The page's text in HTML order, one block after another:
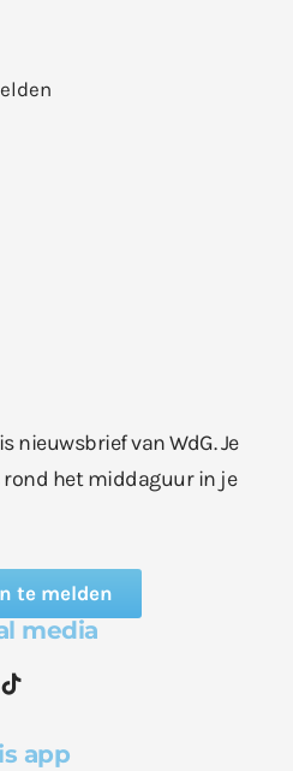
nieuwsbrief van WdG. Je
het middaguur in je
te melden
media
app